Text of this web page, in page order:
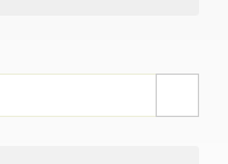
SEARCH BUTTON